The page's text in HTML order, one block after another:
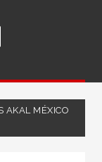
AKAL MÉXICO